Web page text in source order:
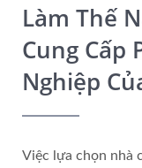
Làm Thế
Cung Cấp
Nghiệp
Việc lựa chọn nhà